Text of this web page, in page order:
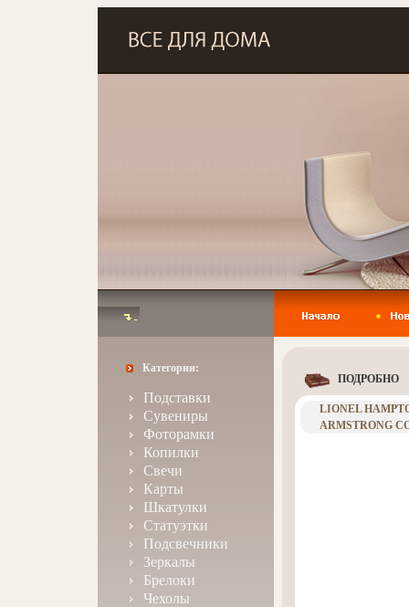
Категории:
Подставки
Сувениры
Фоторамки
Копилки
Свечи
Карты
Шкатулки
Статуэтки
Подсвечники
Зеркалы
Брелоки
Чехолы
ПОДРОБНО
LIONEL
ARMSTRONG